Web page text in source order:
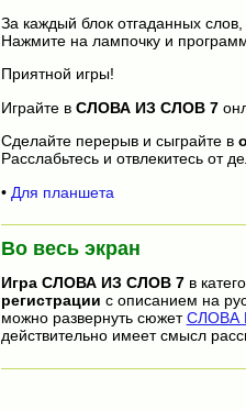
За каждый блок отгаданных
Нажмите на лампочку и
Приятной игры!
Играйте в СЛОВА ИЗ СЛОВ 7
Сделайте перерыв и сыграйте в
Расслабьтесь и отвлекитесь от
• Для планшета
Во весь экран
Игра СЛОВА ИЗ СЛОВ 7в
регистрации с описанием на
можно развернуть сюжетСЛОВА
действительно имеет смысл